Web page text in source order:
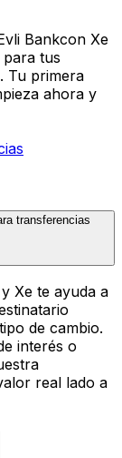
Bankcon Xe
tus
Tu primera
ahora y
transferencias
Xe te ayuda a
de cambio.
interés o
real lado a